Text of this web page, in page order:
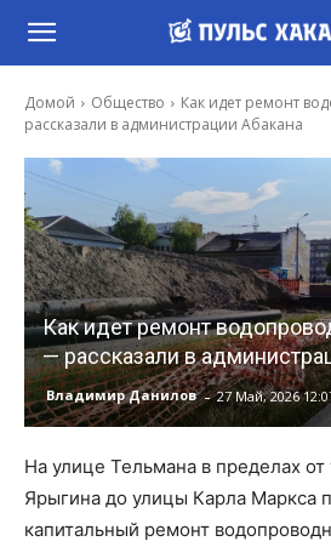
Домой Общество
Как идет ремонт
рассказали в администрации Абакана
Как идет ремонт
— рассказали в
Владимир Данилов - 27 Май, 2026
На улице Тельмана в пределах
Ярыгина до улицы Карла Маркса
капитальный ремонт